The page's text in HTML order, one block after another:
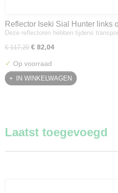
Reflector Iseki Sial Hunter links
Deze reflectoren hebben tijdens
€ 117,20 € 82,04
✓ Op voorraad
IN WINKELWAGEN
Laatst toegevoegd